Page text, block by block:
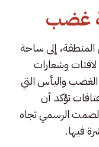
غضب
في المنطقة، إلى ساحة
وشعارات
واليأس التي
تؤكد أن
الرسمي تجاه
فيها.